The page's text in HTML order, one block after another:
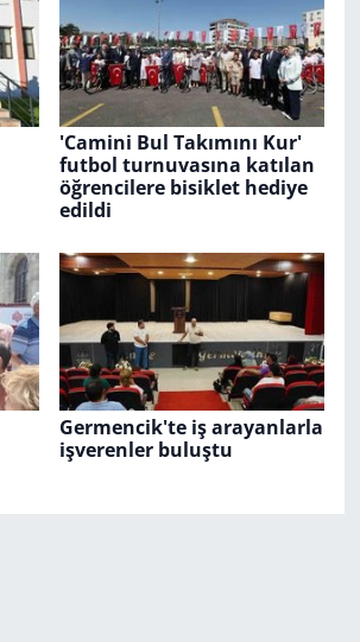
'Camini Bul Takımını Kur'
futbol turnuvasına katılan
öğrencilere bisiklet hediye
edildi
Germencik'te iş arayanlarla
işverenler buluştu